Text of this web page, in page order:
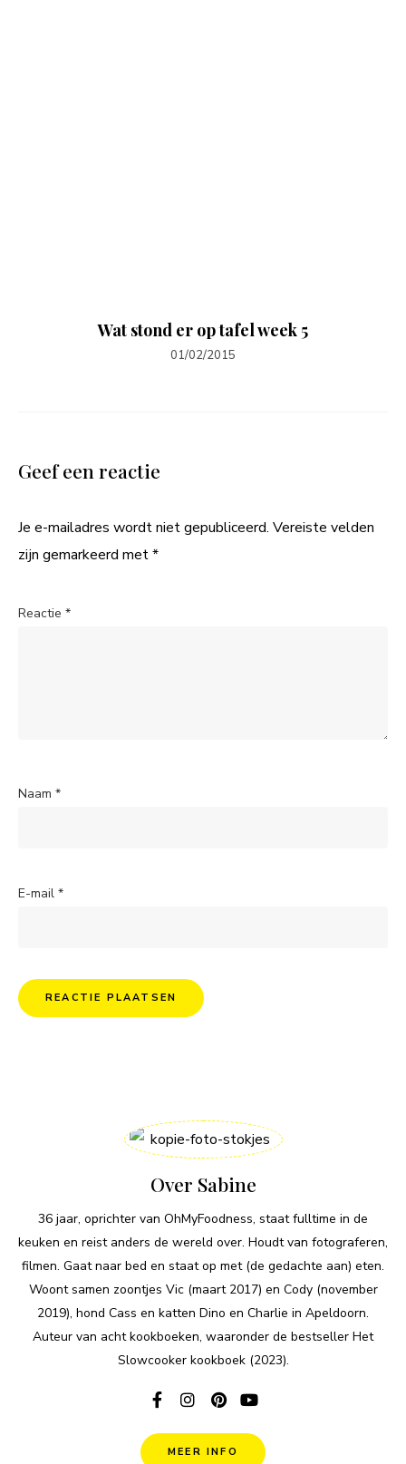
Wat stond er op tafel week 5
01/02/2015
Geef een reactie
Je e-mailadres wordt niet gepubliceerd. Vereiste velden
zijn gemarkeerd met*
Reactie *
Naam *
E-mail *
Over Sabine
36 jaar, oprichter van OhMyFoodness, staat fulltime in de
keuken en reist anders de wereld over. Houdt van fotograferen,
filmen. Gaat naar bed en staat op met (de gedachte aan) eten.
Woont samen zoontjes Vic (maart 2017) en Cody (november
2019), hond Cass en katten Dino en Charlie in Apeldoorn.
Auteur van acht kookboeken, waaronder de bestseller Het
Slowcooker kookboek (2023).
MEER INFO